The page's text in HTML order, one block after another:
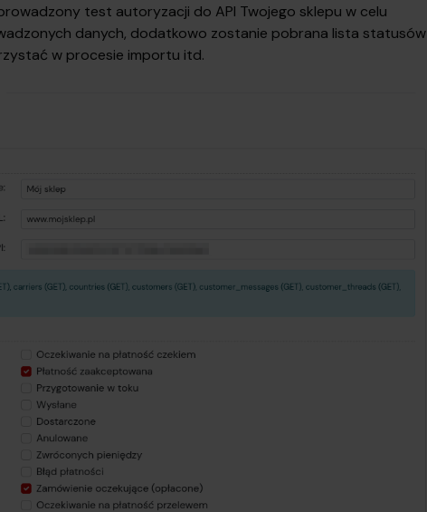
test autoryzacji do API Twojego sklepu w celu
danych, dodatkowo zostanie pobrana lista statusów
w procesie importu itd.